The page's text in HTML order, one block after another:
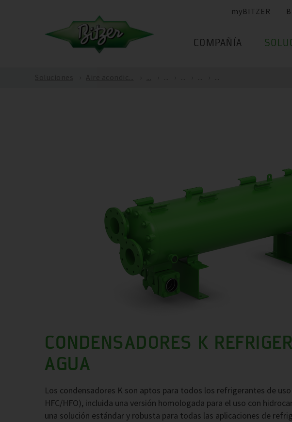
myBITZER
COMPAÑÍA
CONDENSADORES K
AGUA
Los condensadores K son aptos para todos los refrigerantes de uso
HFC/HFO), incluida una versión homologada para el uso con
una solución estándar y robusta para todas las aplicaciones de